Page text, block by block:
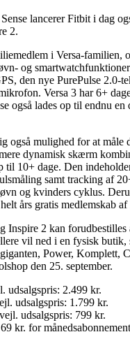
lancerer Fitbit i dag
2.
i Versa-familien,
og
den nye PurePulse 2.0-
Versa 3 har 6+
også lades op til endnu en
også mulighed for at måle
dynamisk skærm
til 10+ dage. Den
samt tracking af
og kvinders cyklus.
års gratis medlemskab
Inspire 2 kan forudbestilles
vil ned i en fysisk butik,
Power, Komplett,
den 25. september.
udsalgspris: 2.499 kr.
udsalgspris: 1.799 kr.
udsalgspris: 799 kr.
kr. for